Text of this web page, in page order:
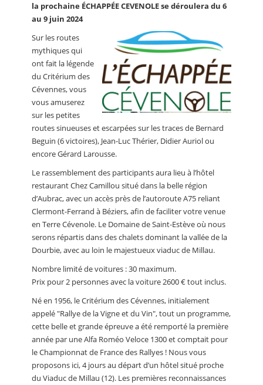
la prochaine ÉCHAPPÉE CEVENOLE se déroulera du 6
au 9 juin 2024
Sur les routes
mythiques qui
ont fait la légende
du Critérium des
Cévennes, vous
vous amuserez
sur les petites
routes sinueuses et escarpées sur les traces de Bernard
Beguin (6 victoires), Jean-Luc Thérier, Didier Auriol ou
encore Gérard Larousse.
Le rassemblement des participants aura lieu à l’hôtel
restaurant Chez Camillou situé dans la belle région
d’Aubrac, avec un accès près de l’autoroute A75 reliant
Clermont-Ferrand à Béziers, afin de faciliter votre venue
en Terre Cévenole. Le Domaine de Saint-Estève où nous
serons répartis dans des chalets dominant la vallée de la
Dourbie, avec au loin le majestueux viaduc de Millau.
Nombre limité de voitures : 30 maximum.
Prix pour 2 personnes avec la voiture 2600 € tout inclus.
Né en 1956, le Critérium des Cévennes, initialement
appelé "Rallye de la Vigne et du Vin", tout un programme,
cette belle et grande épreuve a été remporté la première
année par une Alfa Roméo Veloce 1300 et comptait pour
le Championnat de France des Rallyes ! Nous vous
proposons ici, 4 jours au départ d’un hôtel situé proche
du Viaduc de Millau (12). Les premières reconnaissances